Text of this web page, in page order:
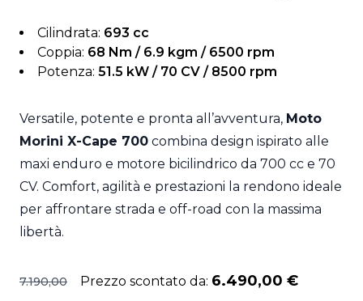
Cilindrata: 693 cc
Coppia: 68 Nm / 6.9 kgm / 6500 rpm
Potenza: 51.5 kW / 70 CV / 8500 rpm
Versatile, potente e pronta all’avventura, Moto
Morini X-Cape 700 combina design ispirato alle
maxi enduro e motore bicilindrico da 700 cc e 70
CV. Comfort, agilità e prestazioni la rendono ideale
per affrontare strada e off-road con la massima
libertà.
7.190,00 Prezzo scontato da: 6.490,00 €